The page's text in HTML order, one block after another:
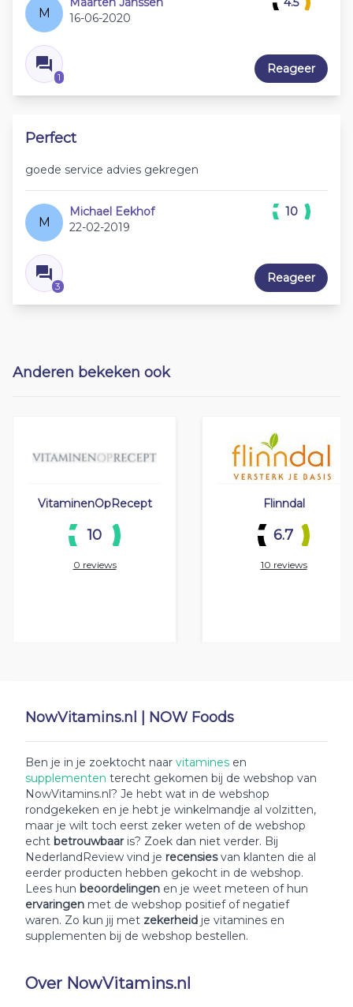
NowVitamins.nl | NOW Foods
Ben je in je zoektocht naar vitamines en
supplementen terecht gekomen bij de webshop van
NowVitamins.nl? Je hebt wat in de webshop
rondgekeken en je hebt je winkelmandje al volzitten,
maar je wilt toch eerst zeker weten of de webshop
echt betrouwbaar is? Zoek dan niet verder. Bij
NederlandReview vind je recensiesvan klanten die al
eerder producten hebben gekocht in de webshop.
Lees hun beoordelingen en je weet meteen of hun
ervaringen met de webshop positief of negatief
waren. Zo kun jij met zekerheid je vitamines en
supplementen bij de webshop bestellen.
Over NowVitamins.nl
M
16-06-2020
1
Reageer
Perfect
goede service advies gekregen
M
Michael Eekhof
22-02-2019
3
10
Reageer
Anderen bekeken ook
VitaminenOpRecept
10
0 reviews
Flinndal
6.7
10 reviews